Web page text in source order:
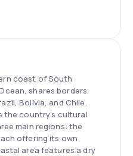
coast of South
shares borders
Bolivia, and Chile.
the country’s cultural
main regions: the
offering its own
area features a dry